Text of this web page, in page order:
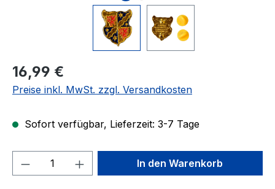
Regulärer Preis:
16,99 €
Preise inkl. MwSt. zzgl. Versandkosten
Sofort verfügbar, Lieferzeit: 3-7 Tage
Produkt Anzahl: Gib denIn den Warenkorb